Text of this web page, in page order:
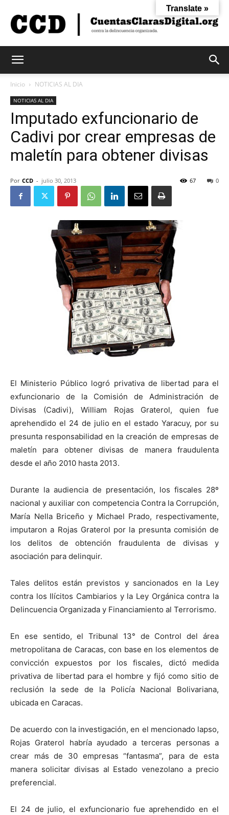
Claras
Digital
Inicio NOTICIAS AL DIA
NOTICIAS AL DIA
Imputado exfuncionario de
Cadivi por crear empresas de
maletín para obtener divisas
Por CCD - julio 30, 2013 0
67
El Ministerio Público logró privativa de libertad para el
exfuncionario de la Comisión de Administración de
Divisas (Cadivi), William Rojas Graterol, quien fue
aprehendido el 24 de julio en el estado Yaracuy, por su
presunta responsabilidad en la creación de empresas de
maletín para obtener divisas de manera fraudulenta
desde el año 2010 hasta 2013.
Durante la audiencia de presentación, los fiscales 28º
nacional y auxiliar con competencia Contra la Corrupción,
María Nella Briceño y Michael Prado, respectivamente,
imputaron a Rojas Graterol por la presunta comisión de
los delitos de obtención fraudulenta de divisas y
asociación para delinquir.
Tales delitos están previstos y sancionados en la Ley
contra los Ilícitos Cambiarios y la Ley Orgánica contra la
Delincuencia Organizada y Financiamiento al Terrorismo.
En ese sentido, el Tribunal 13° de Control del área
metropolitana de Caracas, con base en los elementos de
convicción expuestos por los fiscales, dictó medida
privativa de libertad para el hombre y fijó como sitio de
reclusión la sede de la Policía Nacional Bolivariana,
ubicada en Caracas.
De acuerdo con la investigación, en el mencionado lapso,
Rojas Graterol habría ayudado a terceras personas a
crear más de 30 empresas “fantasma”, para de esta
manera solicitar divisas al Estado venezolano a precio
preferencial.
El 24 de julio, el exfuncionario fue aprehendido en el
Translate »